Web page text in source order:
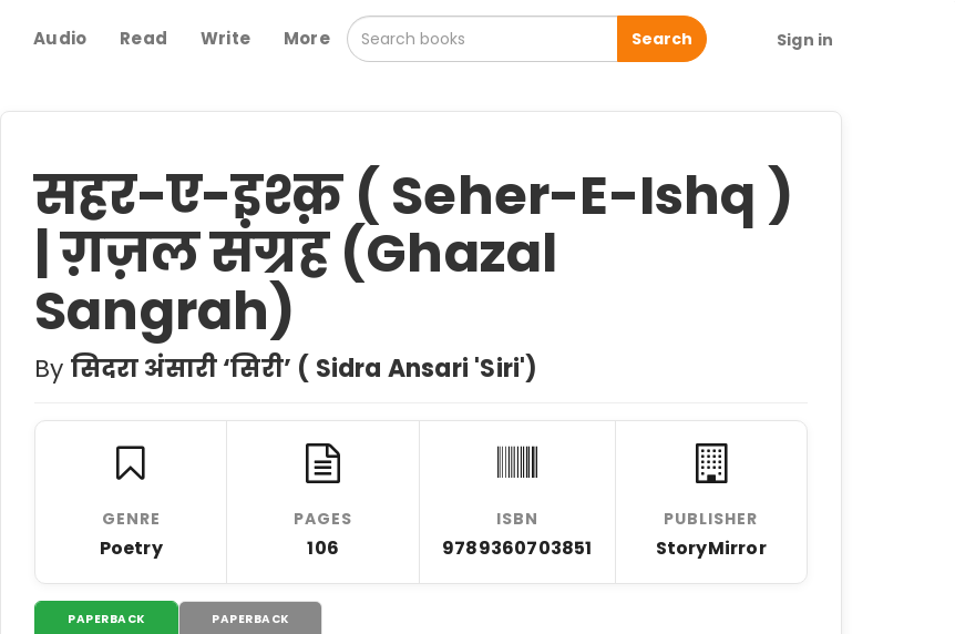
Audio Read Write More Search Sign in
सहर-ए-इश्क़ ( Seher-E-Ishq )
| ग़ज़ल संग्रह (Ghazal
Sangrah)
By सिदरा अंसारी ‘सिरी’ ( Sidra Ansari 'Siri')
GENRE
Poetry
PAGES
106
ISBN
9789360703851
PUBLISHER
StoryMirror
PAPERBACK PAPERBACK